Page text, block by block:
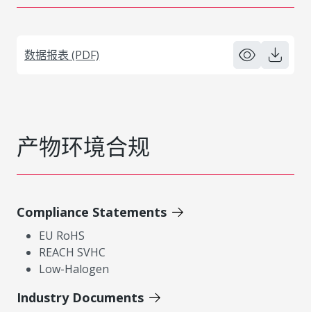
数据报表 (PDF)
产物环境合规
Compliance Statements
EU RoHS
REACH SVHC
Low-Halogen
Industry Documents